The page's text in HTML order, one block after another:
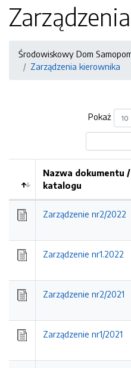
Środowiskowy Dom
Zarządzenia kierownika
Pokaż
Kolejność
Nazwa dokumentu /
katalogu
Zarządzenie nr2/2022
Zarządzenie nr1.2022
Zarządzenie nr2/2021
Zarządzenie nr1/2021